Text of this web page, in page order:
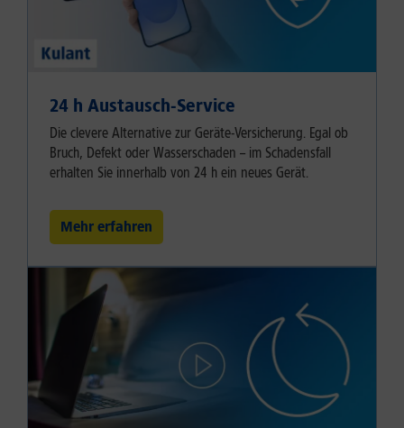
24 h Austausch-Service
Die clevere Alternative zur Geräte-Versicherung. Egal ob
Bruch, Defekt oder Wasserschaden – im Schadensfall
erhalten Sie innerhalb von 24 h ein neues Gerät.
Mehr erfahren